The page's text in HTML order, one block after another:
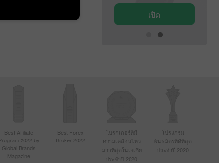
เปิด
Best Affiliate
2022 by
Global Brands
Magazine
Best Forex
Broker 2022
โบรกเกอร์ที่มี
ความเคลื่อนไหว
มากที่สุดในเอเชีย
ประจำปี 2020
โปรแกรม
พันธมิตรที่ดีที่สุด
ประจำปี 2020